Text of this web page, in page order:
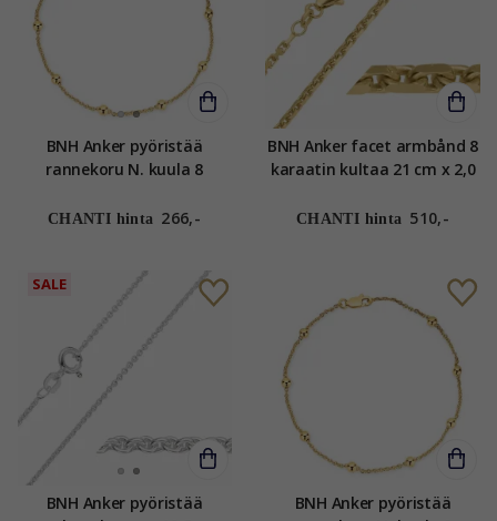
BNH Anker pyöristää
rannekoru N. kuula 8
mm
CHANTI hinta 266,-
BNH Anker facet armbånd 8
karaatin kultaa 21 cm x 2,0
CHANTI hinta 510,-
SALE
BNH Anker pyöristää
BNH Anker pyöristää